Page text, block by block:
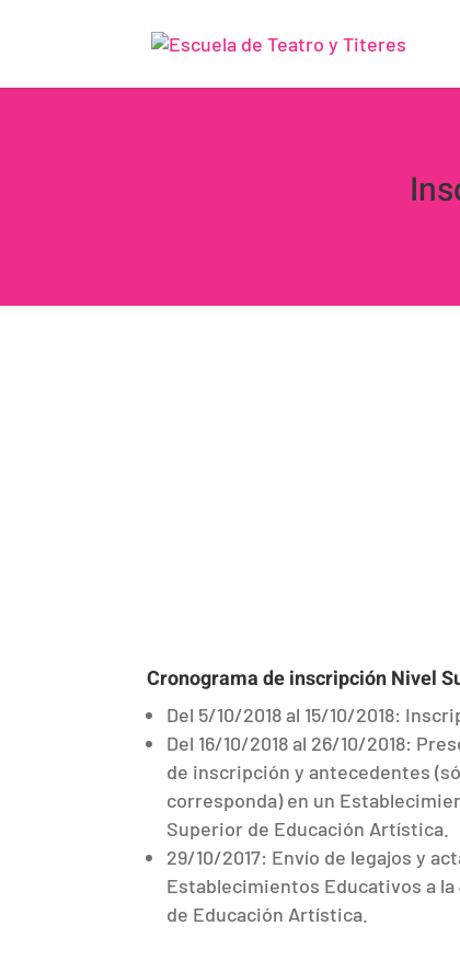
Cronograma de inscripción Nivel
Del 5/10/2018 al 15/10/2018:
Del 16/10/2018 al 26/10/2018:
de inscripción y antecedentes
corresponda) en un
Superior de Educación Artística.
29/10/2017: Envío de legajos y
Establecimientos Educativos a
de Educación Artística.